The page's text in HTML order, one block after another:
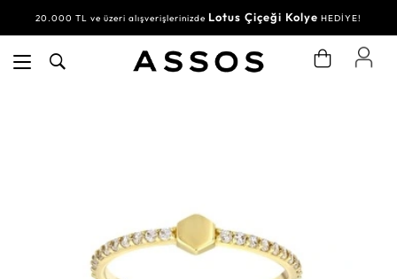
20.000 TL ve üzeri alışverişlerinizde Lotus Çiçeği Kolye HEDİYE!